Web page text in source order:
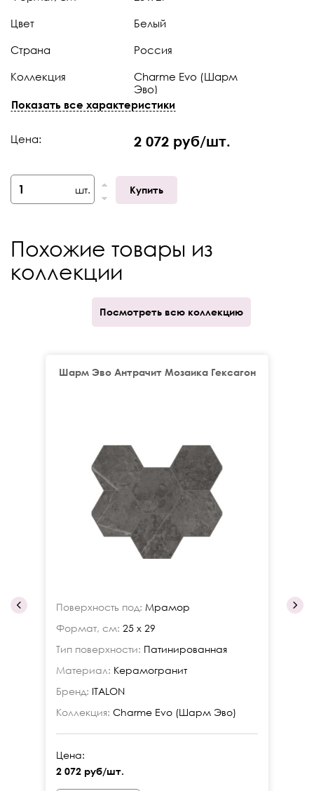
Цвет Белый
Страна Россия
Коллекция
Charme Evo (Шарм
Эво)
Штук в коробке 10
Тип поверхности Патинированная
Кратность отпуска шт.
Показать все характеристики
Цена: 2 072 руб/шт.
шт. Купить
Похожие товары из
коллекции
Посмотреть всю коллекцию
Шарм Эво Антрачит Мозаика Гексагон
Поверхность под: Мрамор
Формат, см: 25 x 29
Тип поверхности: Патинированная
Материал: Керамогранит
Бренд: ITALON
Коллекция: Charme Evo (Шарм Эво)
Цена:
2 072 руб/шт.